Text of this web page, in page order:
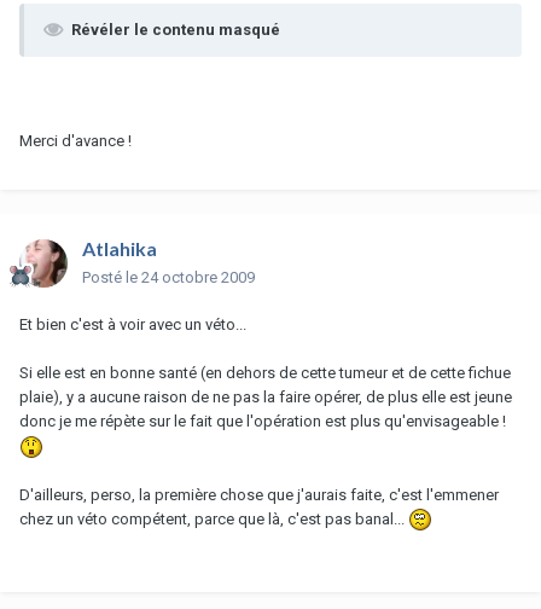
Révéler le contenu masqué
Merci d'avance !
Atlahika
Posté le 24 octobre 2009
Et bien c'est à voir avec un véto...
Si elle est en bonne santé (en dehors de cette tumeur et de cette fichue
plaie), y a aucune raison de ne pas la faire opérer, de plus elle est jeune
donc je me répète sur le fait que l'opération est plus qu'envisageable !
D'ailleurs, perso, la première chose que j'aurais faite, c'est l'emmener
chez un véto compétent, parce que là, c'est pas banal...